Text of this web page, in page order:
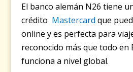
El banco alemán N26 tiene
crédito Mastercard que
online y es perfecta para
reconocido más que todo en
funciona a nivel global.